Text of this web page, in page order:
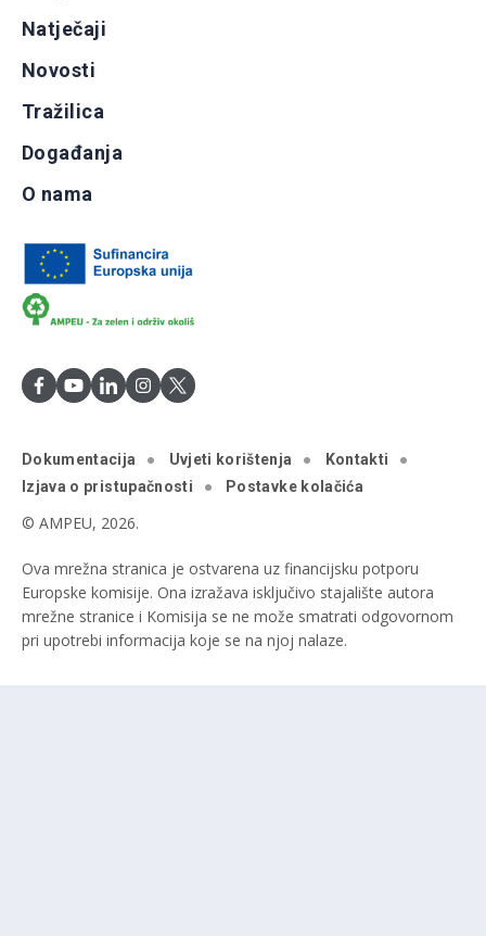
Natječaji
Novosti
Tražilica
Događanja
O nama
Dokumentacija Uvjeti korištenja
Kontakti
Izjava o pristupačnosti
Postavke kolačića
© AMPEU, 2026.
Ova mrežna stranica je ostvarena uz financijsku potporu
Europske komisije. Ona izražava isključivo stajalište autora
mrežne stranice i Komisija se ne može smatrati odgovornom
pri upotrebi informacija koje se na njoj nalaze.